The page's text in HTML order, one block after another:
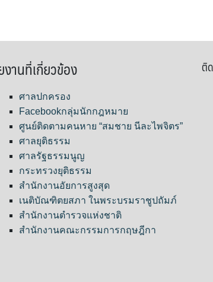
านที่เกี่ยวข้อง
ศาลปกครอง
Facebookกลุ่มนักกฎหมาย
ศูนย์ติดตามคนหาย “สมชาย นีละไพจิตร”
ศาลยุติธรรม
ศาลรัฐธรรมนูญ
กระทรวงยุติธรรม
สำนักงานอัยการสูงสุด
เนติบัณฑิตยสภา ในพระบรมราชูปถัมภ์
สำนักงานตำรวจแห่งชาติ
สำนักงานคณะกรรมการกฤษฎีกา
ติ